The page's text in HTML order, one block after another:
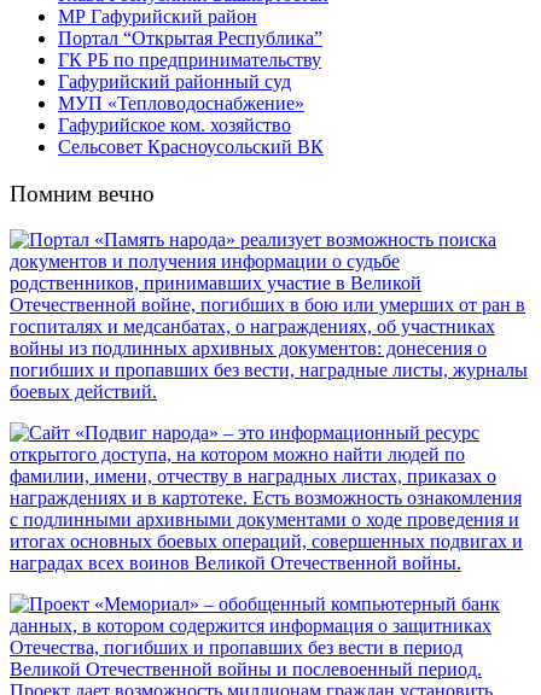
МР Гафурийский район
Портал “Открытая Республика”
ГК РБ по предпринимательству
Гафурийский районный суд
МУП «Тепловодоснабжение»
Гафурийское ком. хозяйство
Сельсовет Красноусольский ВК
Помним вечно